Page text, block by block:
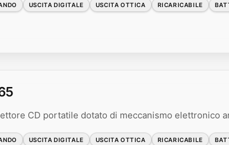
USCITA DIGITALE USCITA OTTICA RICARICABILE
CD portatile dotato di meccanismo elettronico
USCITA DIGITALE USCITA OTTICA RICARICABILE